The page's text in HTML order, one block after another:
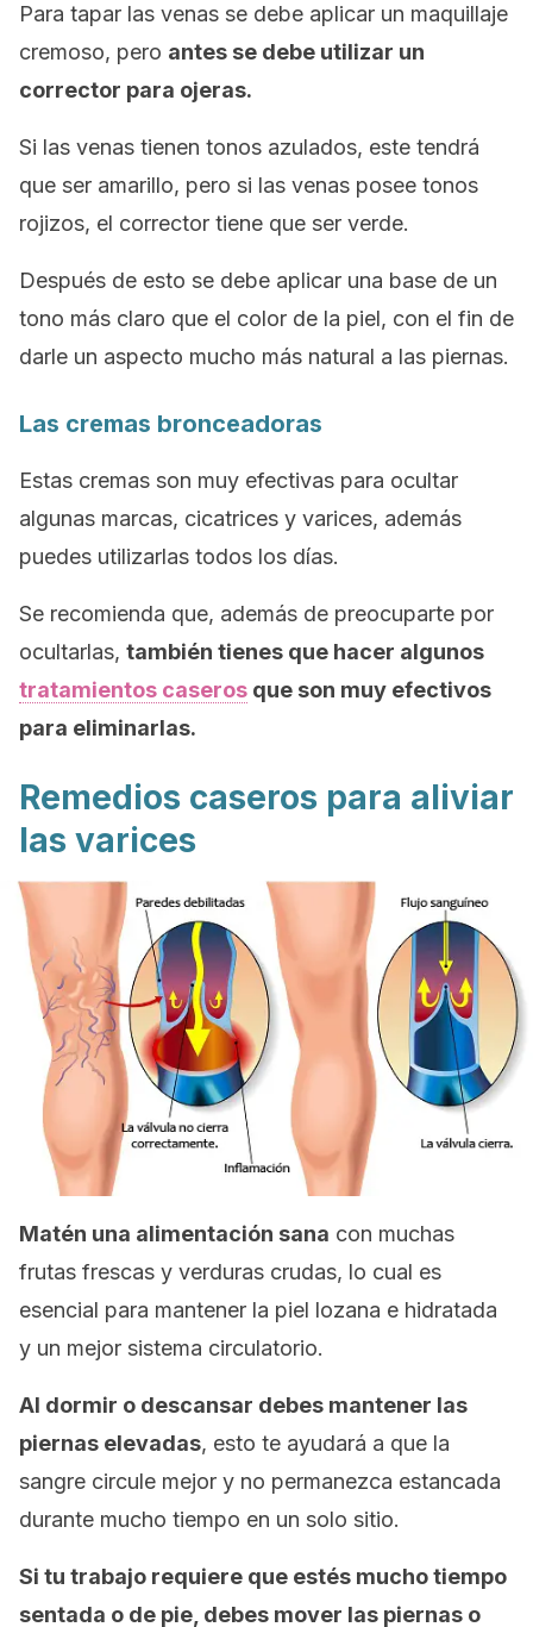
Para tapar las venas se debe aplicar un maquillaje
cremoso, pero antes se debe utilizar un
corrector para ojeras.
Si las venas tienen tonos azulados, este tendrá
que ser amarillo, pero si las venas posee tonos
rojizos, el corrector tiene que ser verde.
Después de esto se debe aplicar una base de un
tono más claro que el color de la piel, con el fin de
darle un aspecto mucho más natural a las piernas.
Las cremas bronceadoras
Estas cremas son muy efectivas para ocultar
algunas marcas, cicatrices y varices, además
puedes utilizarlas todos los días.
Se recomienda que, además de preocuparte por
ocultarlas, también tienes que hacer algunos
tratamientos caseros que son muy efectivos
para eliminarlas.
Remedios caseros para aliviar
las varices
Matén una alimentación sana con muchas
frutas frescas y verduras crudas, lo cual es
esencial para mantener la piel lozana e hidratada
y un mejor sistema circulatorio.
Al dormir o descansar debes mantener las
piernas elevadas, esto te ayudará a que la
sangre circule mejor y no permanezca estancada
durante mucho tiempo en un solo sitio.
Si tu trabajo requiere que estés mucho tiempo
sentada o de pie, debes mover las piernas o